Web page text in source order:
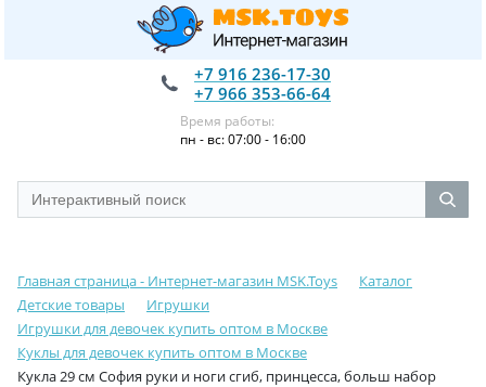
+7 916 236-17-30
+7 966 353-66-64
Время работы:
пн - вс: 07:00 - 16:00
Главная страница - Интернет-магазин MSK.Toys
Каталог
Детские товары
Игрушки
Игрушки для девочек купить оптом в Москве
Куклы для девочек купить оптом в Москве
Кукла 29 см София руки и ноги сгиб, принцесса, больш набор